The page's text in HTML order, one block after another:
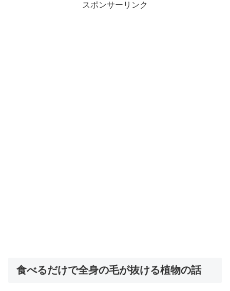
スポンサーリンク
食べるだけで全身の毛が抜ける植物の話